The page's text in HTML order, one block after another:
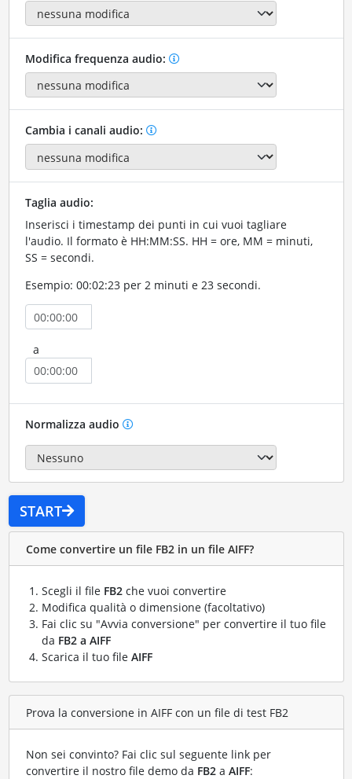
Modifica frequenza audio:
Cambia i canali audio:
Taglia audio:
Inserisci i timestamp dei punti in cui vuoi tagliare
l'audio. Il formato è HH:MM:SS. HH = ore, MM = minuti,
SS = secondi.
Esempio: 00:02:23 per 2 minuti e 23 secondi.
a
Normalizza audio
START
Come convertire un file FB2 in un file AIFF?
Scegli il file FB2che vuoi convertire
Modifica qualità o dimensione (facoltativo)
Fai clic su "Avvia conversione" per convertire il tuo file
da FB2 a AIFF
Scarica il tuo file AIFF
Prova la conversione in AIFF con un file di test FB2
Non sei convinto? Fai clic sul seguente link per
convertire il nostro file demo da FB2a AIFF: